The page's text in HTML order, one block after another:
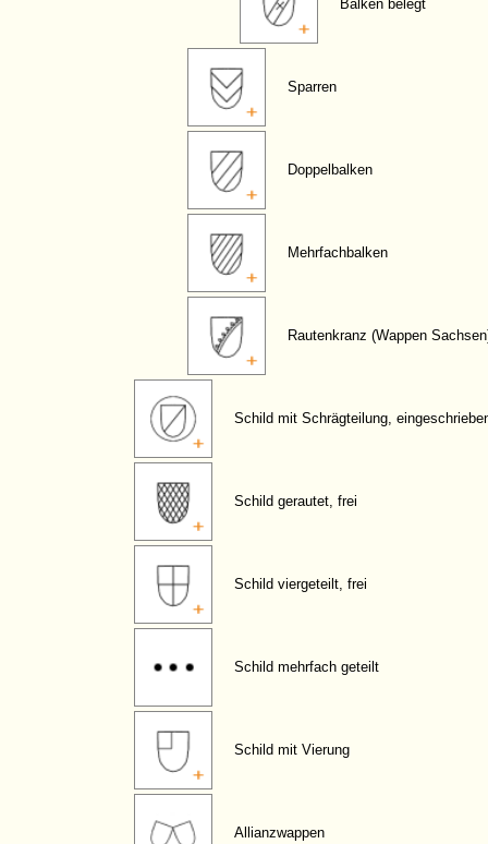
Balken belegt
Sparren
Doppelbalken
Mehrfachbalken
Rautenkranz (Wappen
Schild mit Schrägteilung,
Schild gerautet, frei
Schild viergeteilt, frei
Schild mehrfach geteilt
Schild mit Vierung
Allianzwappen